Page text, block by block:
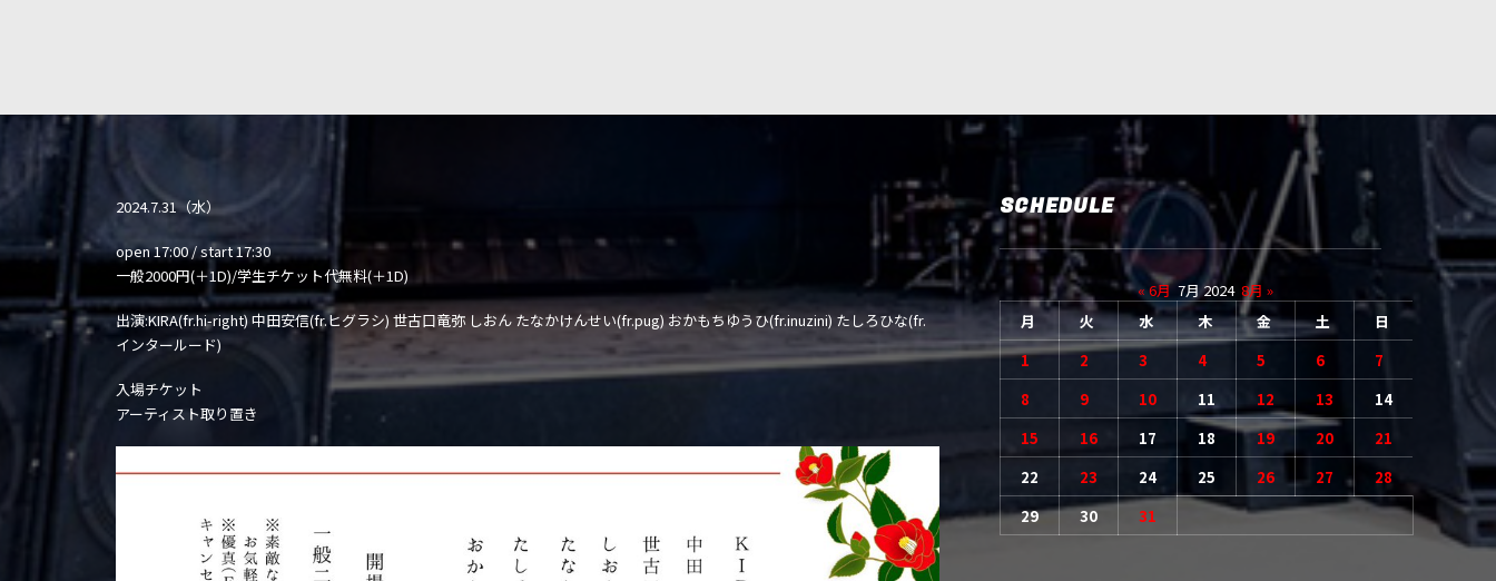
2024.7.31（水）
open 17:00 / start 17:30
一般2000円(＋1D)/学生チケット代無料(＋1D)
出演:KIRA(fr.hi-right) 中田安信(fr.ヒグラシ) 世古口竜弥 しおん たなかけんせい(fr.pug) おかもちゆうひ(fr.inuzini) たしろひな(fr.
インタールード)
入場チケット
アーティスト取り置き
SCHEDULE
« 6月 7月 2024 8月 »
月
火 水 木 金 土
日
1
2 3 4 5 6
7
8
9 10 11 12 13
14
15
16 17 18 19 20
21
22
23 24 25 26 27
28
29
30 31